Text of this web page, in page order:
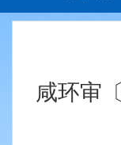
咸环审